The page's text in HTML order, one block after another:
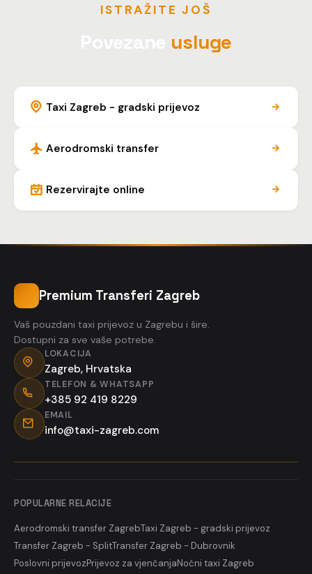
ISTRAŽITE JOŠ
usluge
Taxi Zagreb - gradski prijevoz
Aerodromski transfer
Rezervirajte online
Premium Transferi Zagreb
Vaš pouzdani taxi prijevoz u Zagrebu i šire.
Dostupni za sve vaše potrebe.
LOKACIJA
Zagreb, Hrvatska
TELEFON & WHATSAPP
+385 92 419 8229
EMAIL
info@taxi-zagreb.com
POPULARNE RELACIJE
Aerodromski transfer ZagrebTaxi Zagreb - gradski prijevoz
Transfer Zagreb - SplitTransfer Zagreb - Dubrovnik
Poslovni prijevozPrijevoz za vjenčanjaNoćni taxi Zagreb